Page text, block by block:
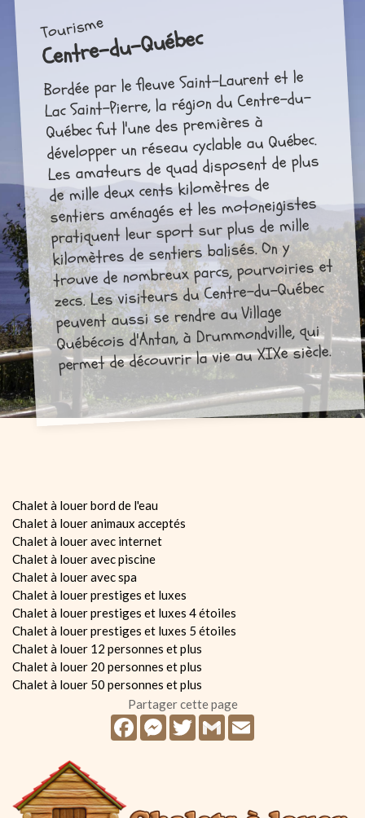
Tourisme
Centre-du-Québec
Bordée par le fleuve Saint-Laurent et le
Lac Saint-Pierre, la région du Centre-du-
Québec fut l'une des premières à
développer un réseau cyclable au Québec.
Les amateurs de quad disposent de plus
de mille deux cents kilomètres de
sentiers aménagés et les motoneigistes
pratiquent leur sport sur plus de mille
kilomètres de sentiers balisés. On y
trouve de nombreux parcs, pourvoiries et
zecs. Les visiteurs du Centre-du-Québec
peuvent aussi se rendre au Village
Québécois d'Antan, à Drummondville, qui
permet de découvrir la vie au XIXe siècle.
Chalet à louer bord de l'eau
Chalet à louer animaux acceptés
Chalet à louer avec internet
Chalet à louer avec piscine
Chalet à louer avec spa
Chalet à louer prestiges et luxes
Chalet à louer prestiges et luxes 4 étoiles
Chalet à louer prestiges et luxes 5 étoiles
Chalet à louer 12 personnes et plus
Chalet à louer 20 personnes et plus
Chalet à louer 50 personnes et plus
Partager cette page
FacebookMessenger
TwitterGmail